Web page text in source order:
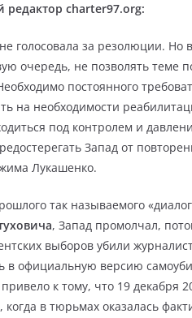
редактор charter97.org:
голосовала за резолюции. Но
очередь, не позволять теме
постоянного
на необходимости
под контролем и
Запад от
Лукашенко.
так называемого
, Запад промолчал,
выборов убили
в официальную версию
к тому, что 19 декабря
в тюрьмах оказалась